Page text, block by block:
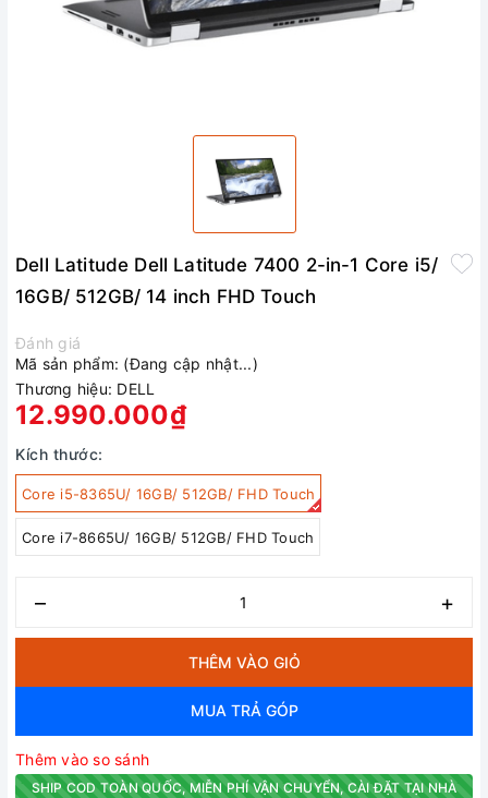
Dell Latitude Dell Latitude 7400 2-in-1 Core i5/
16GB/ 512GB/ 14 inch FHD Touch
Đánh giá
Mã sản phẩm: (Đang cập nhật...)
Thương hiệu: DELL
12.990.000₫
Kích thước:
Core i5-8365U/ 16GB/ 512GB/ FHD Touch
Core i7-8665U/ 16GB/ 512GB/ FHD Touch
– +
THÊM VÀO GIỎ
MUA TRẢ GÓP
Thêm vào so sánh
SHIP COD TOÀN QUỐC, MIỄN PHÍ VẬN CHUYỂN, CÀI ĐẶT TẠI NHÀ